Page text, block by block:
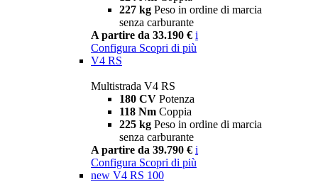
227 kg Peso in ordine di marcia
senza carburante
A partire da 33.190 € i
Configura Scopri di più
V4 RS
Multistrada V4 RS
180 CV Potenza
118 Nm Coppia
225 kg Peso in ordine di marcia
senza carburante
A partire da 39.790 € i
Configura Scopri di più
new V4 RS 100